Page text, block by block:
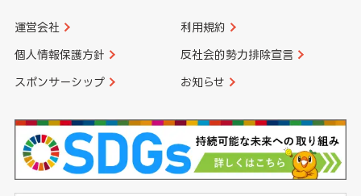
運営会社 利用規約
個人情報保護方針 反社会的勢力排除宣言
スポンサーシップ お知らせ